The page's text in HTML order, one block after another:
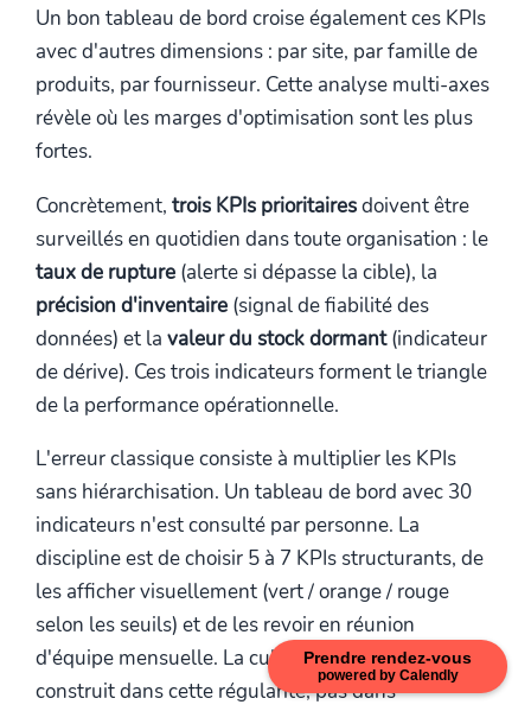
Prendre rendez-vous
powered by Calendly
Un bon tableau de bord croise également ces KPIs
avec d'autres dimensions : par site, par famille de
produits, par fournisseur. Cette analyse multi-axes
révèle où les marges d'optimisation sont les plus
fortes.
Concrètement, trois KPIs prioritairesdoivent être
surveillés en quotidien dans toute organisation : le
taux de rupture (alerte si dépasse la cible), la
précision d'inventaire (signal de fiabilité des
données) et la valeur du stock dormant(indicateur
de dérive). Ces trois indicateurs forment le triangle
de la performance opérationnelle.
L'erreur classique consiste à multiplier les KPIs
sans hiérarchisation. Un tableau de bord avec 30
indicateurs n'est consulté par personne. La
discipline est de choisir 5 à 7 KPIs structurants, de
les afficher visuellement (vert / orange / rouge
selon les seuils) et de les revoir en réunion
d'équipe mensuelle. La culture de la donnée se
construit dans cette régularité, pas dans